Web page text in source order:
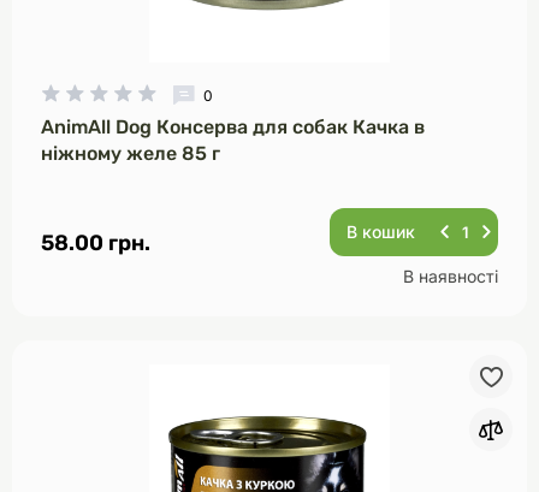
0
AnimAll Dog Консерва для собак Качка в
ніжному желе 85 г
58.00 грн. В кошик
В наявності